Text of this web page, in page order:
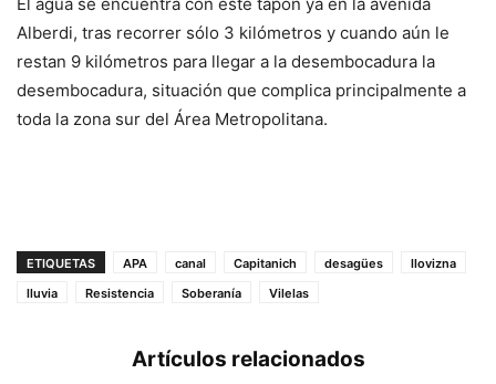
Alberdi, tras recorrer sólo 3 kilómetros y cuando aún le
restan 9 kilómetros para llegar a la desembocadura la
desembocadura, situación que complica principalmente a
toda la zona sur del Área Metropolitana.
ETIQUETAS APA canal Capitanich desagües
llovizna
lluvia
Resistencia Soberanía Vilelas
Artículos relacionados